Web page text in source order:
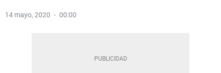
14 mayo, 2020 00:00